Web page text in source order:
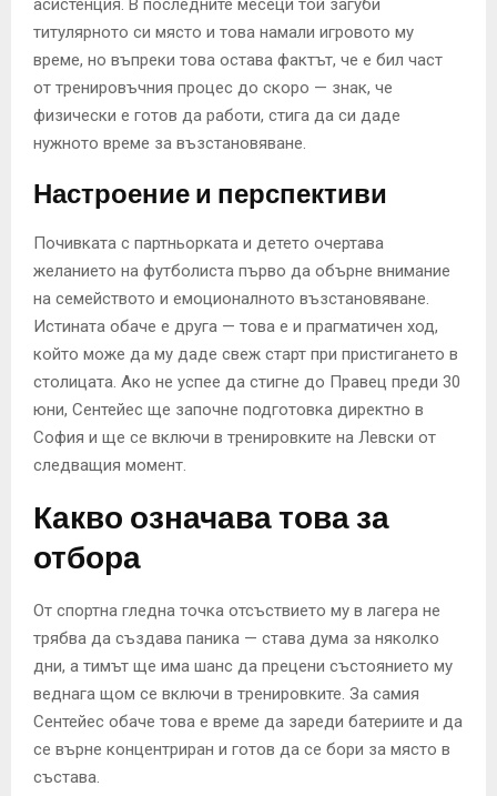
асистенция. В последните месеци той загуби
титулярното си място и това намали игровото му
време, но въпреки това остава фактът, че е бил част
от тренировъчния процес до скоро — знак, че
физически е готов да работи, стига да си даде
нужното време за възстановяване.
Настроение и перспективи
Почивката с партньорката и детето очертава
желанието на футболиста първо да обърне внимание
на семейството и емоционалното възстановяване.
Истината обаче е друга — това е и прагматичен ход,
който може да му даде свеж старт при пристигането в
столицата. Ако не успее да стигне до Правец преди 30
юни, Сентейес ще започне подготовка директно в
София и ще се включи в тренировките на Левски от
следващия момент.
Какво означава това за
отбора
От спортна гледна точка отсъствието му в лагера не
трябва да създава паника — става дума за няколко
дни, а тимът ще има шанс да прецени състоянието му
веднага щом се включи в тренировките. За самия
Сентейес обаче това е време да зареди батериите и да
се върне концентриран и готов да се бори за място в
състава.